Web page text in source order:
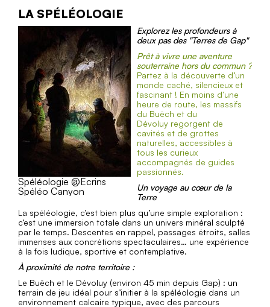
GUIDE DE HAUTE MONTAGNE -
ERIC FOSSARD
A la découverte de notre belle région au travers
d’activités sportives et accessibles.
été : canyoning, via ferrata, escalade, alpinisme
Hiver : ski de randonnée, cascade de glace ...
TÉLÉPHONE
EN SAVOIR PLUS
LA SPÉLÉOLOGIE
Spéléologie @Ecrins
Spéléo Canyon
Explorez les profondeurs à
deux pas des "Terres de Gap"
Prêt à vivre une aventure
souterraine hors du commun ?
Partez à la découverte d’un
monde caché, silencieux et
fascinant ! En moins d’une
heure de route, les massifs
du Buëch et du
Dévoluy regorgent de
cavités et de grottes
naturelles, accessibles à
tous les curieux
accompagnés de guides
passionnés.
Un voyage au cœur de la
Terre
La spéléologie, c’est bien plus qu’une simple exploration :
c’est une immersion totale dans un univers minéral sculpté
par le temps. Descentes en rappel, passages étroits, salles
immenses aux concrétions spectaculaires… une expérience
à la fois ludique, sportive et contemplative.
À proximité de notre territoire :
Le Buëch et le Dévoluy (environ 45 min depuis Gap) : un
terrain de jeu idéal pour s’initier à la spéléologie dans un
environnement calcaire typique, avec des parcours